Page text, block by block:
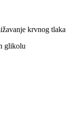
krvnog tlaka
glikolu